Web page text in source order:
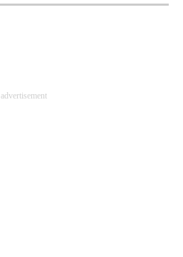
advertisement